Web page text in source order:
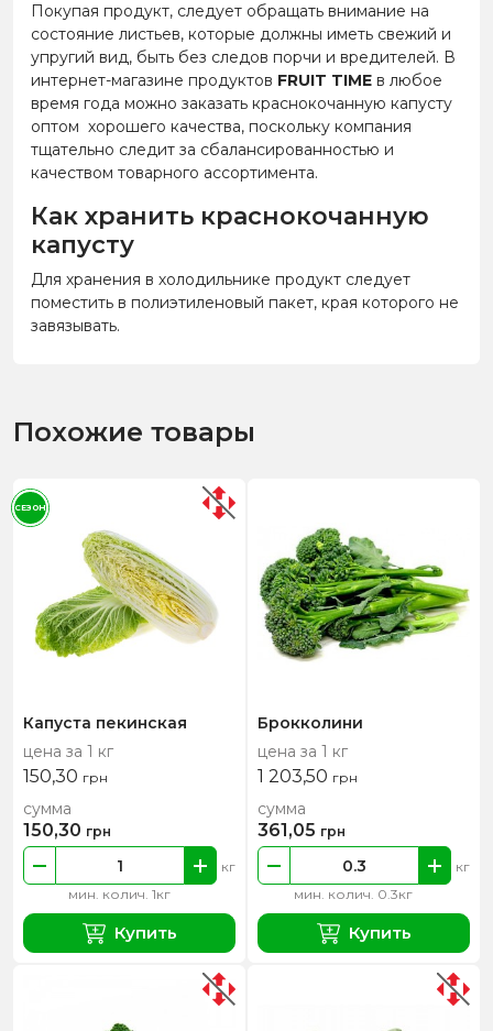
Покупая продукт, следует обращать внимание на
состояние листьев, которые должны иметь свежий и
упругий вид, быть без следов порчи и вредителей. В
интернет-магазине продуктов FRUIT TIME в любое
время года можно заказать краснокочанную капусту
оптом хорошего качества, поскольку компания
тщательно следит за сбалансированностью и
качеством товарного ассортимента.
Как хранить краснокочанную
капусту
Для хранения в холодильнике продукт следует
поместить в полиэтиленовый пакет, края которого не
завязывать.
Похожие товары
Капуста пекинская
цена за 1 кг
150,30 грн
мин. колич. 1кг
кг
сумма
150,30 грн
Купить
СЕЗОН
Брокколини
цена за 1 кг
1 203,50 грн
мин. колич. 0.3кг
кг
сумма
361,05 грн
Купить